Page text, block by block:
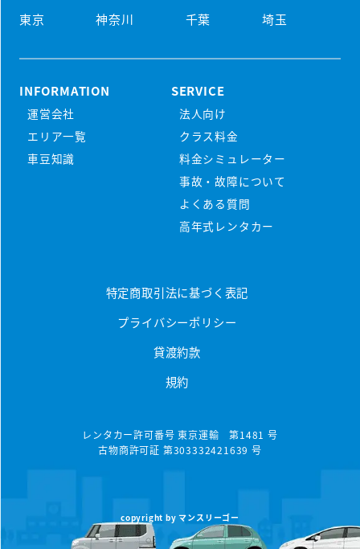
初めての方
マンスリーレンタカーとは
よくある質問
プラン・料金
空港配車・引取プラン
軽ワゴンクラス
軽ボックスクラス
ハイブリッドクラス
ミニバンクラス
東京 神奈川 千葉 埼玉
INFORMATION
運営会社
エリア一覧
車豆知識
SERVICE
法人向け
クラス料金
料金シミュレーター
事故・故障について
よくある質問
高年式レンタカー
特定商取引法に基づく表記
プライバシーポリシー
貸渡約款
規約
レンタカー許可番号 東京運輸 第1481 号
古物商許可証 第303332421639 号
copyright by マンスリーゴー